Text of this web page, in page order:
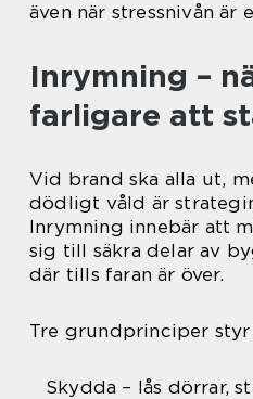
även när stressnivån är
Inrymning –
farligare att
Vid brand ska alla ut,
dödligt våld är
Inrymning innebär att
sig till säkra delar av
där tills faran är över.
Tre grundprinciper
Skydda – lås dörrar,